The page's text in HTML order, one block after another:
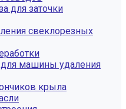
для заточки
свеклорезных
машины удаления
крыла